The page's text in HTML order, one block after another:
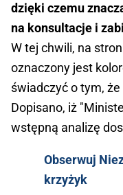
dzięki czemu
na konsultacje i
W tej chwili, na
oznaczony jest
świadczyć o tym,
Dopisano, iż
wstępną analizę
Obserwuj
krzyżyk